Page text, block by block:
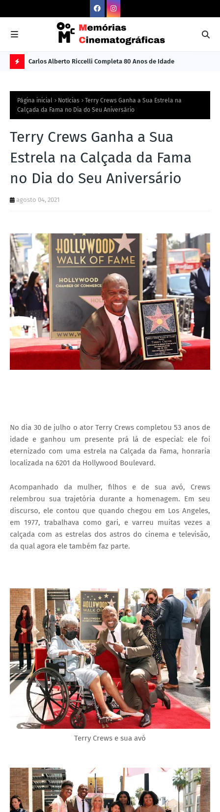
L
TI
M
A
A
S
Carlos Alberto Riccelli Completa 80 Anos de Idade
Página inicial Notícias
Terry Crews Ganha a Sua Estrela na
Calçada da Fama no Dia do Seu Aniversário
Terry Crews Ganha a Sua
Estrela na Calçada da Fama
no Dia do Seu Aniversário
agosto 04, 2021
No dia 30 de julho o ator Terry Crews completou 53 anos de
idade e ganhou um presente prá lá de especial: ele foi
eternizado com uma estrela na Calçada da Fama, honraria
localizada na 6201 da Hollywood Boulevard.
Acompanhado da mulher, filhos e de sua avó, Crews
relembrou sua trajetória durante a homenagem. Em seu
discurso, ele contou que quando chegou em Los Angeles,
em 1977, trabalhava como gari, e varreu muitas vezes a
calçada com as estrelas dos astros do cinema e televisão,
da qual agora ele também faz parte.
Terry Crews e sua avó